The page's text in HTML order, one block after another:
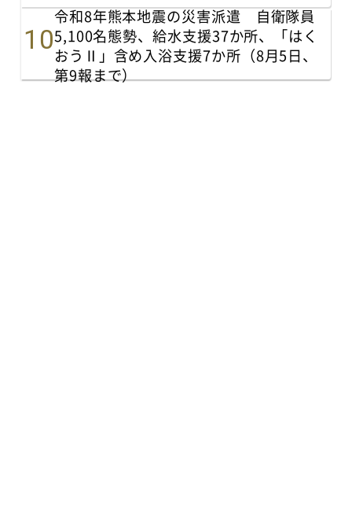
令和8年熊本地震の災害派遣 自衛隊員
5,100名態勢、給水支援37か所、「はく
おうⅡ」含め入浴支援7か所（8月5日、
第9報まで）